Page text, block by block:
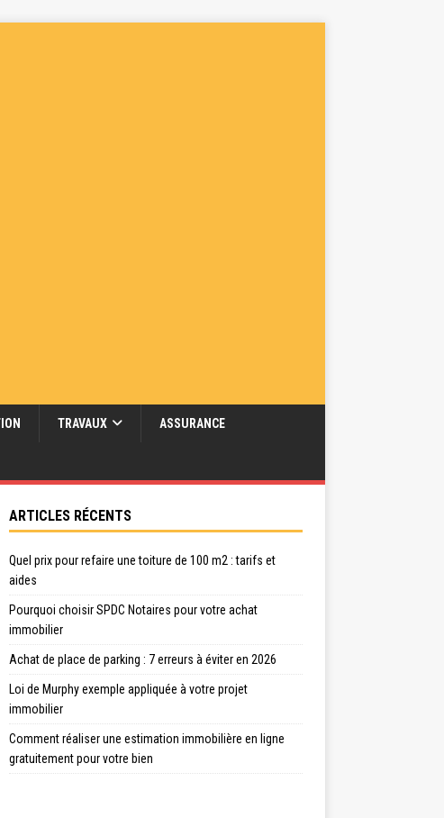
TRAVAUX ASSURANCE
ARTICLES RÉCENTS
Quel prix pour refaire une toiture de 100 m2 : tarifs et
aides
Pourquoi choisir SPDC Notaires pour votre achat
immobilier
Achat de place de parking : 7 erreurs à éviter en 2026
Loi de Murphy exemple appliquée à votre projet
immobilier
Comment réaliser une estimation immobilière en ligne
gratuitement pour votre bien